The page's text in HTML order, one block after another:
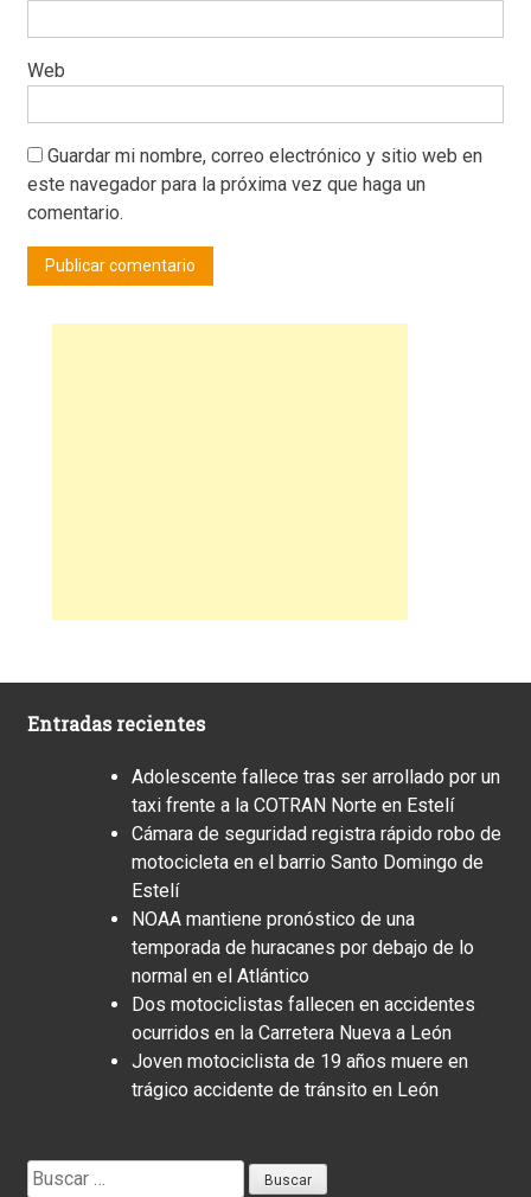
Web
Guardar mi nombre, correo electrónico y sitio web en
este navegador para la próxima vez que haga un
comentario.
Entradas recientes
Adolescente fallece tras ser arrollado por un
taxi frente a la COTRAN Norte en Estelí
Cámara de seguridad registra rápido robo de
motocicleta en el barrio Santo Domingo de
Estelí
NOAA mantiene pronóstico de una
temporada de huracanes por debajo de lo
normal en el Atlántico
Dos motociclistas fallecen en accidentes
ocurridos en la Carretera Nueva a León
Joven motociclista de 19 años muere en
trágico accidente de tránsito en León
Buscar: